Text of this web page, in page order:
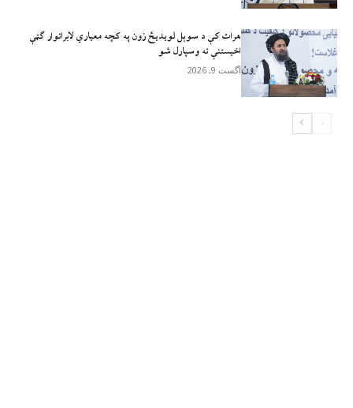
هرات کې د سوېل ‌لویدیځ زون په کچه معیاري لابراتوار ګټې
اخیستنې ته وسپارل شو
آگست 9, 2026